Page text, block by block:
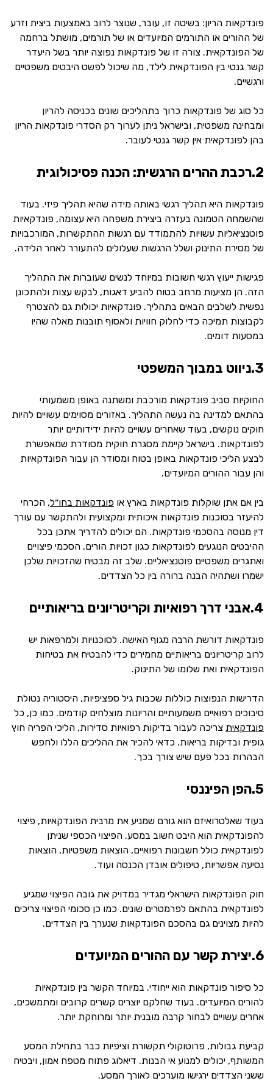
פונדקאות הריון: בשיטה זו, עובר, שנוצר לרוב באמצעות ביצית וזרע
של ההורים או התורמים המיועדים או של תורמים, מושתל ברחמה
של הפונדקאית. צורה זו של פונדקאות נפוצה יותר בשל היעדר
קשר גנטי בין הפונדקאית לילד, מה שיכול לפשט היבטים משפטיים
ורגשיים.
כל סוג של פונדקאות כרוך בתהליכים שונים בכניסה להריון
ומבחינה משפטית, ובישראל ניתן לערוך רק הסדרי פונדקאות הריון
בהן לפונדקאית אין קשר גנטי לעובר.
2.רכבת ההרים הרגשית: הכנה פסיכולוגית
פונדקאות היא תהליך רגשי באותה מידה שהיא תהליך פיזי. בעוד
שהשמחה הטמונה בעזרה ביצירת משפחה היא עצומה, פונדקאיות
פוטנציאליות עשויות להתמודד עם רגשות ההתקשרות, המורכבויות
של מסירת התינוק ושלל הרגשות שעלולים להתעורר לאחר הלידה.
פגישות ייעוץ רגשי חשובות במיוחד לנשים שעוברות את התהליך
הזה. הן מציעות מרחב בטוח להביע דאגות, לבקש עצות ולהתכונן
נפשית לשלבים הבאים בתהליך. פונדקאיות יכולות גם להצטרף
לקבוצות תמיכה כדי לחלוק חוויות ולאסוף תובנות מאלה שהיו
במסעות דומים.
3.ניווט במבוך המשפטי
החוקיות סביב פונדקאות מורכבת ומשתנה באופן משמעותי
בהתאם למדינה בה נעשה התהליך. באזורים מסוימים עשויים להיות
חוקים נוקשים, בעוד שאחרים עשויים להיות ידידותיים יותר
לפונדקאות. בישראל קיימת מסגרת חוקית מסודרת שמאפשרת
לבצע הליכי פונדקאות באופן בטוח ומסודר הן עבור הפונדקאיות
והן עבור ההורים המיועדים.
בין אם אתן שוקלות פונדקאות בארץ או פונדקאות בחו״ל, הכרחי
להיעזר בסוכנות פונדקאות איכותית ומקצועית ולהתקשר עם עורך
דין מנוסה בהסכמי פונדקאות. הם יכולים להדריך אתכן בכל
ההיבטים הנוגעים לפונדקאות כגון זכויות הורים, הסכמי פיצויים
ואתגרים משפטיים פוטנציאליים. שלב זה מבטיח שהזכויות שלכן
ישמרו ושתהיה הבנה ברורה בין כל הצדדים.
4.אבני דרך רפואיות וקריטריונים בריאותיים
פונדקאות דורשת הרבה מגוף האישה. לסוכנויות ולמרפאות יש
לרוב קריטריונים בריאותיים מחמירים כדי להבטיח את בטיחות
הפונדקאית ואת שלומו של התינוק.
הדרישות הנפוצות כוללות שכבות גיל ספציפיות, היסטוריה נטולת
סיבוכים רפואיים משמעותיים והריונות מוצלחים קודמים. כמו כן, כל
פונדקאית צריכה לעבור בדיקות רפואיות סדירות, הליכי הפריה חוץ
גופית ובדיקות בריאות. כדאי להכיר את ההליכים הללו ולחפש
הבהרות בכל פעם שיש צורך בכך.
5.הפן הפיננסי
בעוד שאלטרואיזם הוא גורם שמניע את מרבית הפונדקאיות, פיצוי
להפונדקאית הוא היבט חשוב במסע. הפיצוי הכספי שניתן
לפונדקאית כולל חשבונות רפואיים, הוצאות משפטיות, הוצאות
נסיעה אפשריות, טיפולים אובדן הכנסה ועוד.
חוק הפונדקאות הישראלי מגדיר במדויק את גובה הפיצוי שמגיע
לפונדקאית בהתאם לפרמטרים שונים. כמו כן סכומי הפיצוי צריכים
להיות מצוינים גם בהסכם הפונדקאות שנערך בין הצדדים.
6.יצירת קשר עם ההורים המיועדים
כל סיפור פונדקאות הוא ייחודי. במיוחד הקשר בין פונדקאיות
להורים המיועדים. בעוד שחלקם יוצרים קשרים קרובים ומתמשכים,
אחרים עשויים לבחור קרבה מובנית יותר ומרוחקת יותר.
קביעת גבולות, פרוטוקולי תקשורת וציפיות כבר בתחילת המסע
המשותף, יכולים למנוע אי הבנות. דיאלוג פתוח מטפח אמון, ויבטיח
ששני הצדדים ירגישו מוערכים לאורך המסע.